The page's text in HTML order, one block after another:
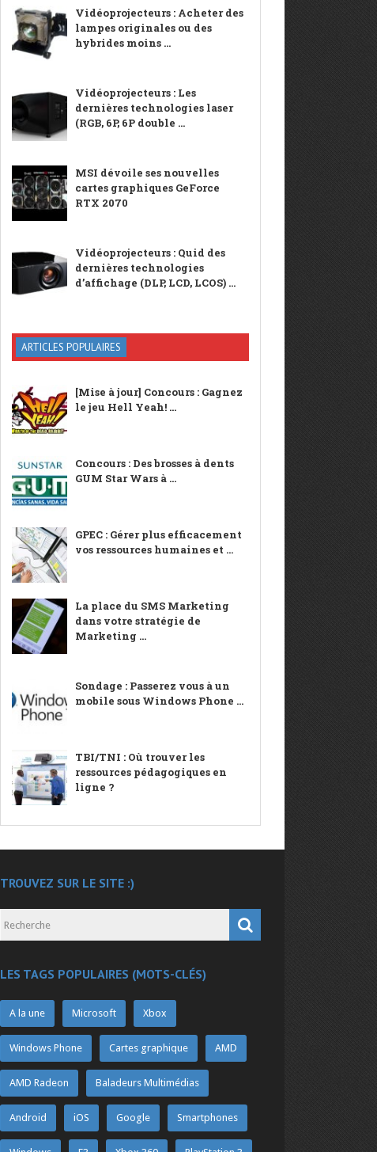
Vidéoprojecteurs : Acheter des
lampes originales ou des
hybrides moins ...
Vidéoprojecteurs : Les
dernières technologies laser
(RGB, 6P, 6P double ...
MSI dévoile ses nouvelles
cartes graphiques GeForce
RTX 2070
Vidéoprojecteurs : Quid des
dernières technologies
d’affichage (DLP, LCD, LCOS) ...
ARTICLES POPULAIRES
[Mise à jour] Concours : Gagnez
le jeu Hell Yeah! ...
Concours : Des brosses à dents
GUM Star Wars à ...
GPEC : Gérer plus efficacement
vos ressources humaines et ...
La place du SMS Marketing
dans votre stratégie de
Marketing ...
Sondage : Passerez vous à un
mobile sous Windows Phone ...
TBI/TNI : Où trouver les
ressources pédagogiques en
ligne ?
TROUVEZ SUR LE SITE :)
LES TAGS POPULAIRES (MOTS-CLÉS)
A la une Microsoft Xbox
Windows Phone Cartes graphique AMD
AMD Radeon Baladeurs Multimédias
Android iOS Google Smartphones